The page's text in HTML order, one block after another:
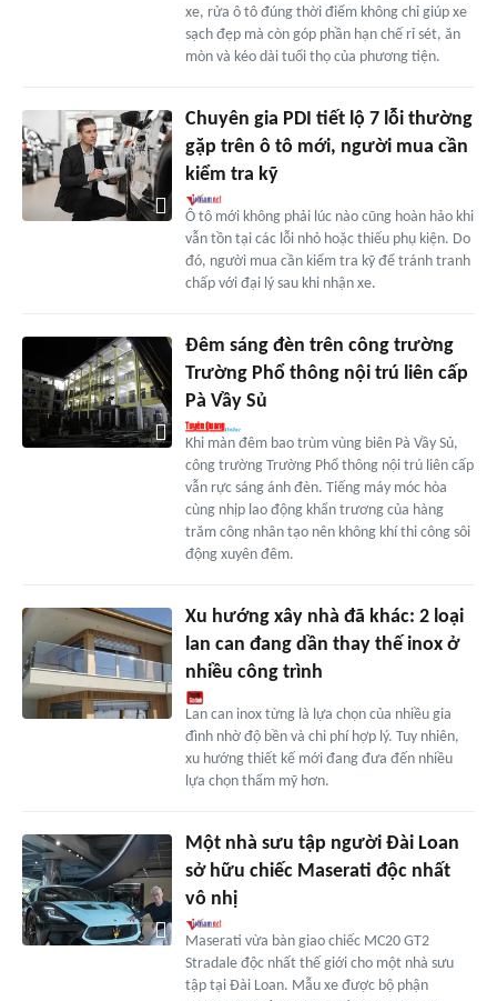
xe, rửa ô tô đúng thời điểm không chỉ giúp xe
sạch đẹp mà còn góp phần hạn chế rỉ sét, ăn
mòn và kéo dài tuổi thọ của phương tiện.
Chuyên gia PDI tiết lộ 7 lỗi thường
gặp trên ô tô mới, người mua cần
kiểm tra kỹ
Ô tô mới không phải lúc nào cũng hoàn hảo khi
vẫn tồn tại các lỗi nhỏ hoặc thiếu phụ kiện. Do
đó, người mua cần kiểm tra kỹ để tránh tranh
chấp với đại lý sau khi nhận xe.
Đêm sáng đèn trên công trường
Trường Phổ thông nội trú liên cấp
Pà Vầy Sủ
Khi màn đêm bao trùm vùng biên Pà Vầy Sủ,
công trường Trường Phổ thông nội trú liên cấp
vẫn rực sáng ánh đèn. Tiếng máy móc hòa
cùng nhịp lao động khẩn trương của hàng
trăm công nhân tạo nên không khí thi công sôi
động xuyên đêm.
Xu hướng xây nhà đã khác: 2 loại
lan can đang dần thay thế inox ở
nhiều công trình
Lan can inox từng là lựa chọn của nhiều gia
đình nhờ độ bền và chi phí hợp lý. Tuy nhiên,
xu hướng thiết kế mới đang đưa đến nhiều
lựa chọn thẩm mỹ hơn.
Một nhà sưu tập người Đài Loan
sở hữu chiếc Maserati độc nhất
vô nhị
Maserati vừa bàn giao chiếc MC20 GT2
Stradale độc nhất thế giới cho một nhà sưu
tập tại Đài Loan. Mẫu xe được bộ phận